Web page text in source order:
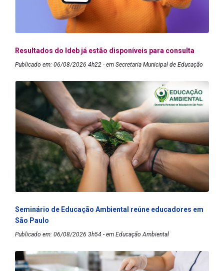
Resultados do Ideb já estão disponíveis para consulta
Publicado em: 06/08/2026 4h22 - em Secretaria Municipal de Educação
Seminário de Educação Ambiental reúne educadores em
São Paulo
Publicado em: 06/08/2026 3h54 - em Educação Ambiental